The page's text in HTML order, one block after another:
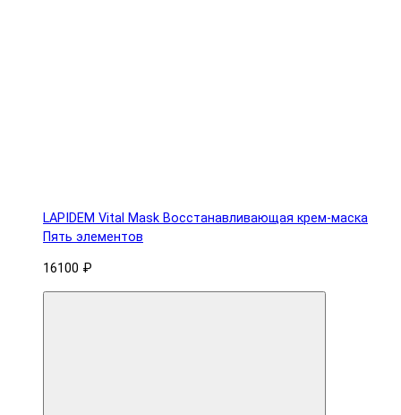
LAPIDEM Vital Mask Восстанавливающая крем-маска
Пять элементов
16100 ₽